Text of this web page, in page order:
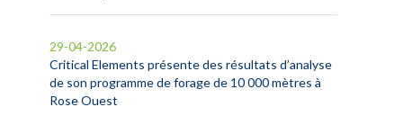
Critical Elements présente des résultats d’analyse
de son programme de forage de 10 000 mètres à
Rose Ouest
29-04-2026